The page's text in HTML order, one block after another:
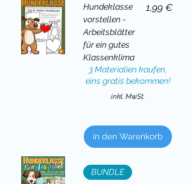
Hundeklasse
vorstellen -
Arbeitsblätter
für ein gutes
Klassenklima
Preis
1,99 €
3 Materialien kaufen,
eins gratis bekommen!
inkl. MwSt.
in den Warenkorb
BUNDLE